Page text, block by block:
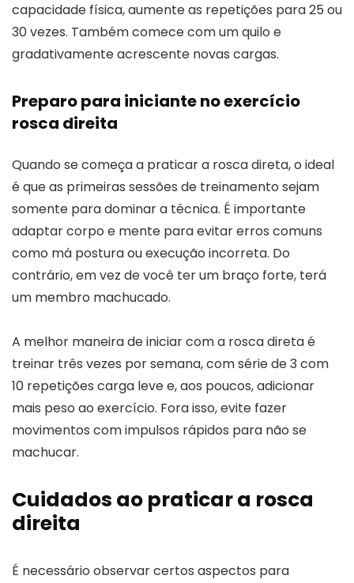
capacidade física, aumente as repetições para 25 ou
30 vezes. Também comece com um quilo e
gradativamente acrescente novas cargas.
Preparo para iniciante no exercício
rosca direita
Quando se começa a praticar a rosca direta, o ideal
é que as primeiras sessões de treinamento sejam
somente para dominar a técnica. É importante
adaptar corpo e mente para evitar erros comuns
como má postura ou execução incorreta. Do
contrário, em vez de você ter um braço forte, terá
um membro machucado.
A melhor maneira de iniciar com a rosca direta é
treinar três vezes por semana, com série de 3 com
10 repetições carga leve e, aos poucos, adicionar
mais peso ao exercício. Fora isso, evite fazer
movimentos com impulsos rápidos para não se
machucar.
Cuidados ao praticar a rosca
direita
É necessário observar certos aspectos para